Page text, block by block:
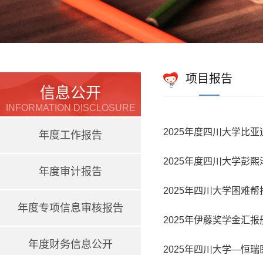
信息公开
INFORMATION DISCLOSURE
年度工作报告
年度审计报告
年度专项信息审核报告
年度财务信息公开
项目报告
2025年度四川大学比
2025年度四川大学彭
2025年四川大学困难帮
2025年伊藤奖学金汇报
2025年四川大学—恒瑞